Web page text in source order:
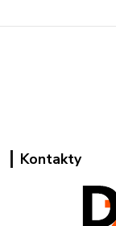
Kontakty